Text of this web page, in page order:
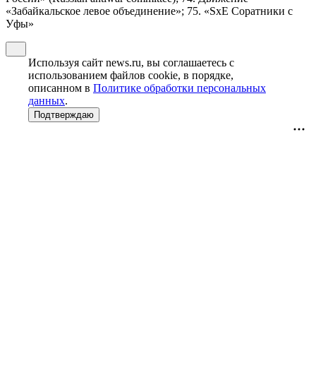
«Забайкальское левое объединение»; 75. «SxE Соратники с
Уфы»
Используя сайт news.ru, вы соглашаетесь с
использованием файлов cookie, в порядке,
описанном в Политике обработки персональных
данных.
Подтверждаю